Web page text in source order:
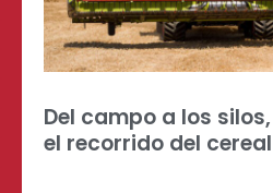
Del campo a los
el recorrido del cereal